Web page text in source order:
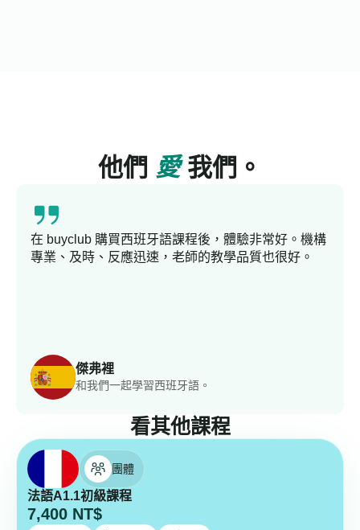
他們 愛我們。
傑弗裡
和我們一起學習西班牙語。
在 buyclub 購買西班牙語課程後，體驗非常好。機構
專業、及時、反應迅速，老師的教學品質也很好。
看其他課程
團體
法語A1.1初級課程
7,400 NT$